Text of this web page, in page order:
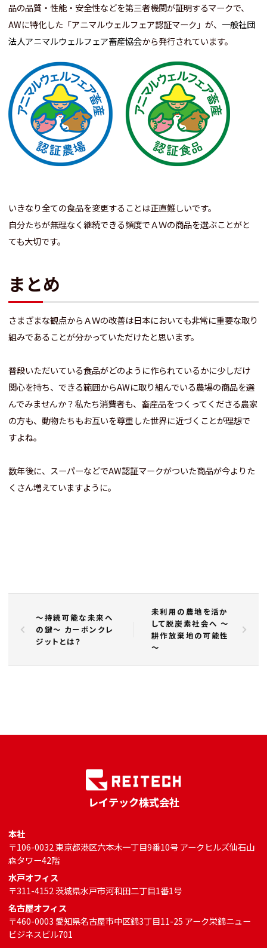
品の品質・性能・安全性などを第三者機関が証明するマークで、
AWに特化した「アニマルウェルフェア認証マーク」が、一般社団
法人アニマルウェルフェア畜産協会から発行されています。
いきなり全ての食品を変更することは正直難しいです。
自分たちが無理なく継続できる頻度でＡＷの商品を選ぶことがと
ても大切です。
まとめ
さまざまな観点からＡＷの改善は日本においても非常に重要な取り
組みであることが分かっていただけたと思います。
普段いただいている食品がどのように作られているかに少しだけ
関心を持ち、できる範囲からAWに取り組んでいる農場の商品を選
んでみませんか？私たち消費者も、畜産品をつくってくださる農家
の方も、動物たちもお互いを尊重した世界に近づくことが理想で
すよね。
数年後に、スーパーなどでAW認証マークがついた商品が今よりた
くさん増えていますように。
～持続可能な未来へ
の鍵～ カーボンクレ
ジットとは？
未利用の農地を活か
して脱炭素社会へ ～
耕作放棄地の可能性
～
レイテック株式会社
本社
〒106-0032 東京都港区六本木一丁目9番10号 アークヒルズ仙石山
森タワー42階
水戸オフィス
〒311-4152 茨城県水戸市河和田二丁目1番1号
名古屋オフィス
〒460-0003 愛知県名古屋市中区錦3丁目11-25 アーク栄錦ニュー
ビジネスビル701